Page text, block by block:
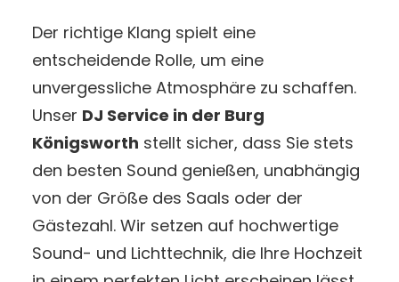
Der richtige Klang spielt eine
entscheidende Rolle, um eine
unvergessliche Atmosphäre zu schaffen.
Unser DJ Service in der Burg
Königsworth stellt sicher, dass Sie stets
den besten Sound genießen, unabhängig
von der Größe des Saals oder der
Gästezahl. Wir setzen auf hochwertige
Sound- und Lichttechnik, die Ihre Hochzeit